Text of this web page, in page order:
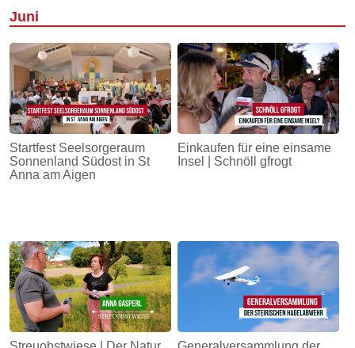
Juni
Startfest Seelsorgeraum
Sonnenland Südost in St
Anna am Aigen
Einkaufen für eine einsame
Insel | Schnöll gfrogt